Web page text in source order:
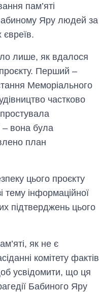
пам’яті
Яру людей за
євреїв.
лише, як вдалося
Перший –
Меморіального
частково
– вона була
план
цього проєкту
тему інформаційної
підтверджень цього
як не є
комітету фактів
усвідомити, що ця
Бабиного Яру
Економіка ШІ-
гігантів: скільки
коштують і
заробляють
OpenAI та